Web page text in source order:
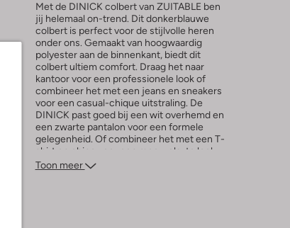
Met de DINICK colbert van ZUITABLE ben
jij helemaal on-trend. Dit donkerblauwe
colbert is perfect voor de stijlvolle heren
onder ons. Gemaakt van hoogwaardig
polyester aan de binnenkant, biedt dit
colbert ultiem comfort. Draag het naar
kantoor voor een professionele look of
combineer het met een jeans en sneakers
voor een casual-chique uitstraling. De
DINICK past goed bij een wit overhemd en
een zwarte pantalon voor een formele
gelegenheid. Of combineer het met een T-
shirt en chino voor een meer relaxte look.
Met dit colbert ben jij altijd fashionable
Toon meer